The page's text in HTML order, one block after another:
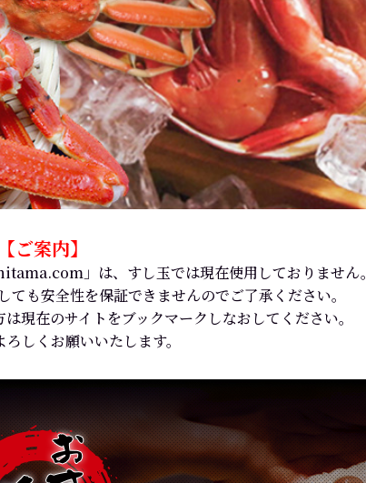
【ご案内】
」は、すし玉では現在使用しておりません。
も安全性を保証できませんのでご了承ください。
現在のサイトをブックマークしなおしてください。
しくお願いいたします。